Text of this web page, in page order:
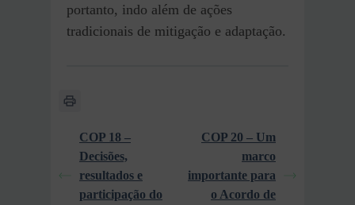
portanto, indo além de ações
tradicionais de mitigação e adaptação.
COP 18 –
Decisões,
resultados e
participação do
COP 20 – Um
marco
importante para
o Acordo de